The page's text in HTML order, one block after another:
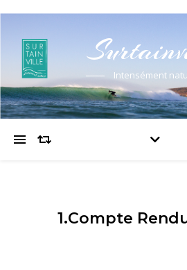
Intensément
1.Compte